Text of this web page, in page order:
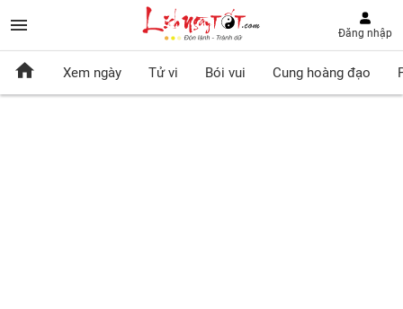
Đăng nhập
Xem ngày Tử vi Bói vui Cung hoàng đạo